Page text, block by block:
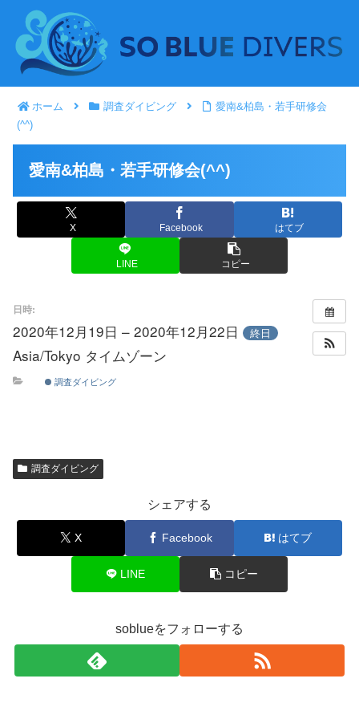
ホーム 調査ダイビング
愛南&柏島・若手研修会
(^^)
愛南&柏島・若手研修会(^^)
X Facebook はてブ
LINE コピー
日時:
2020年12月19日 – 2020年12月22日 終日
Asia/Tokyo タイムゾーン
調査ダイビング
調査ダイビング
シェアする
X Facebook はてブ
LINE コピー
soblueをフォローする